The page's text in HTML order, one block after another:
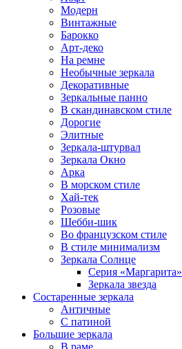
Модерн
Винтажные
Барокко
Арт-деко
На ремне
Необычные зеркала
Декоративные
Зеркальные панно
В скандинавском стиле
Дорогие
Элитные
Зеркала-штурвал
Зеркала Окно
Арка
В морском стиле
Хай-тек
Розовые
Шебби-шик
Во французском стиле
В стиле минимализм
Зеркала Солнце
Серия «Маргарита»
Зеркала звезда
Состаренные зеркала
Античные
С патиной
Большие зеркала
В раме